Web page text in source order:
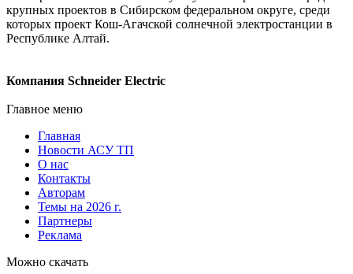
крупных проектов в Сибирском федеральном округе, среди
которых проект Кош-Агачской солнечной электростанции в
Республике Алтай.
Компания Schneider Electric
Главное меню
Главная
Новости АСУ ТП
О нас
Контакты
Авторам
Темы на 2026 г.
Партнеры
Реклама
Можно скачать